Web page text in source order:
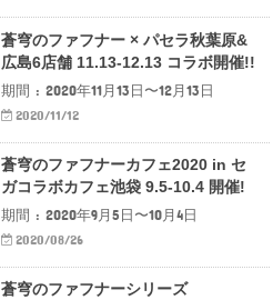
蒼穹のファフナー × パセラ秋葉原&
広島6店舗 11.13-12.13 コラボ開催!!
期間 : 2020年11月13日〜12月13日
2020/11/12
蒼穹のファフナーカフェ2020 in セ
ガコラボカフェ池袋 9.5-10.4 開催!
期間 : 2020年9月5日〜10月4日
2020/08/26
蒼穹のファフナーシリーズ